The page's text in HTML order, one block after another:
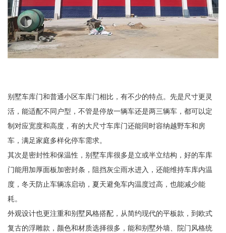
别墅车库门和普通小区车库门相比，有不少的特点。先是尺寸更灵
活，能适配不同户型，不管是停放一辆车还是两三辆车，都可以定
制对应宽度和高度，有的大尺寸车库门还能同时容纳越野车和房
车，满足家庭多样化停车需求。
其次是密封性和保温性，别墅车库很多是立或半立结构，好的车库
门能用加厚面板加密封条，阻挡灰尘雨水进入，还能维持车库内温
度，冬天防止车辆冻启动，夏天避免车内温度过高，也能减少能
耗。
外观设计也更注重和别墅风格搭配，从简约现代的平板款，到欧式
复古的浮雕款，颜色和材质选择很多，能和别墅外墙、院门风格统